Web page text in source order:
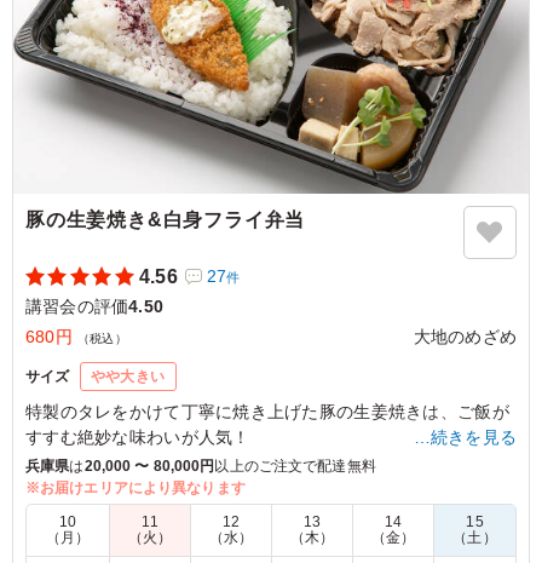
豚の生姜焼き&白身フライ弁当
4.56 27件
講習会の評価4.50
680円
（税込） 大地のめざめ
サイズ やや大きい
特製のタレをかけて丁寧に焼き上げた豚の生姜焼きは、ご飯が
すすむ絶妙な味わいが人気！
ちょこっと揚げ物も楽しめる、大地のめざめならではのお弁当
です。
4.0
…続きを見る
兵庫県は20,000 〜 80,000円以上のご注文で配達無料
※お届けエリアにより異なります
10
（月）
11
（火）
12
（水）
13
（木）
14
（金）
15
（土）